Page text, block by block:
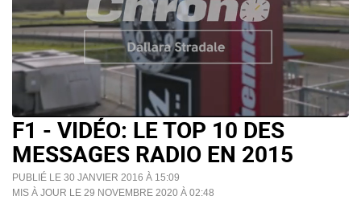
F1 - VIDÉO: LE TOP 10 DES
MESSAGES RADIO EN 2015
PUBLIÉ LE 30 JANVIER 2016 À 15:09
MIS À JOUR LE 29 NOVEMBRE 2020 À 02:48